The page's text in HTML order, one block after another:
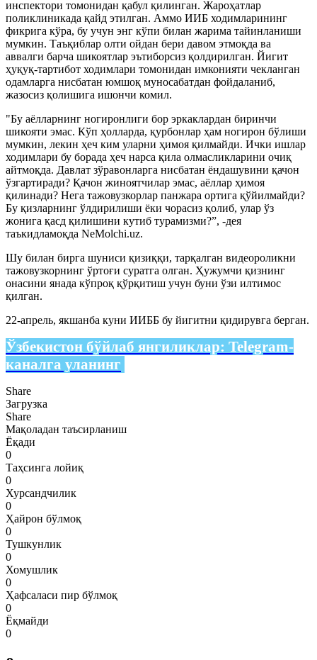
инспектори томонидан қабул қилинган. Жароҳатлар
поликлиникада қайд этилган. Аммо ИИБ ходимларининг
фикрига кўра, бу учун энг кўпи билан жарима тайинланиши
мумкин. Таъқиблар олти ойдан бери давом этмоқда ва
аввалги барча шикоятлар эътиборсиз қолдирилган. Йигит
ҳуқуқ-тартибот ходимлари томонидан имконияти чекланган
одамларга нисбатан юмшоқ муносабатдан фойдаланиб,
жазосиз қолишига ишончи комил.
"Бу аёлларнинг ногиронлиги бор эркаклардан биринчи
шикояти эмас. Кўп ҳолларда, қурбонлар ҳам ногирон бўлиши
мумкин, лекин ҳеч ким уларни ҳимоя қилмайди. Ички ишлар
ходимлари бу борада ҳеч нарса қила олмасликларини очиқ
айтмоқда. Давлат зўравонларга нисбатан ёндашувини қачон
ўзгартиради? Қачон жиноятчилар эмас, аёллар ҳимоя
қилинади? Нега тажовузкорлар панжара ортига қўйилмайди?
Бу қизларнинг ўлдирилиши ёки чорасиз қолиб, улар ўз
жонига қасд қилишини кутиб турамизми?”, -дея
таъкидламоқда NeMolchi.uz.
Шу билан бирга шуниси қизиққи, тарқалган видеороликни
тажовузкорнинг ўртоғи суратга олган. Ҳужумчи қизнинг
онасини янада кўпроқ қўрқитиш учун буни ўзи илтимос
қилган.
22-апрель, якшанба куни ИИББ бу йигитни қидирувга берган.
Ўзбекистон бўйлаб янгиликлар: Telegram-
каналга уланинг
Share
Загрузка
Share
Мақоладан таъсирланиш
Ёқади
0
Таҳсинга лойиқ
0
Хурсандчилик
0
Ҳайрон бўлмоқ
0
Тушкунлик
0
Хомушлик
0
Ҳафсаласи пир бўлмоқ
0
Ёқмайди
0